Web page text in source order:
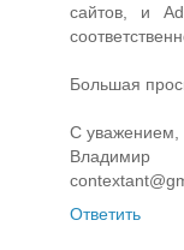
сайтов, и
Большая
С уважением,
Владимир
Ответить